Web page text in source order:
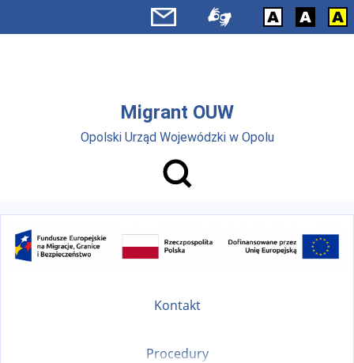
Przejdź do menu głównego
Migrant OUW
Opolski Urząd Wojewódzki w Opolu
Kontakt
Procedury